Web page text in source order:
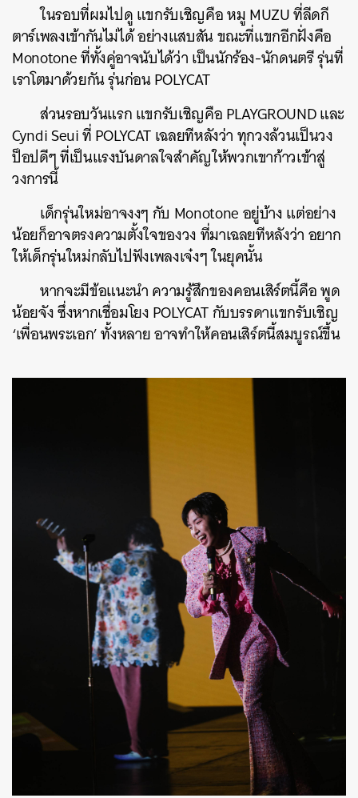
ในรอบที่ผมไปดู แขกรับเชิญคือ หมู MUZU ที่ลีดกี
ตาร์เพลงเข้ากันไม่ได้ อย่างแสบสัน ขณะที่แขกอีกฝั่งคือ
Monotone ที่ทั้งคู่อาจนับได้ว่า เป็นนักร้อง-นักดนตรี รุ่นที่
เราโตมาด้วยกัน รุ่นก่อน POLYCAT
ส่วนรอบวันแรก แขกรับเชิญคือ PLAYGROUND และ
Cyndi Seui ที่ POLYCAT เฉลยทีหลังว่า ทุกวงล้วนเป็นวง
ป็อปดีๆ ที่เป็นแรงบันดาลใจสำคัญให้พวกเขาก้าวเข้าสู่
วงการนี้
เด็กรุ่นใหม่อาจงงๆ กับ Monotone อยู่บ้าง แต่อย่าง
น้อยก็อาจตรงความตั้งใจของวง ที่มาเฉลยทีหลังว่า อยาก
ให้เด็กรุ่นใหม่กลับไปฟังเพลงเจ๋งๆ ในยุคนั้น
หากจะมีข้อแนะนำ ความรู้สึกของคอนเสิร์ตนี้คือ พูด
น้อยจัง ซึ่งหากเชื่อมโยง POLYCAT กับบรรดาแขกรับเชิญ
‘เพื่อนพระเอก’ ทั้งหลาย อาจทำให้คอนเสิร์ตนี้สมบูรณ์ขึ้น